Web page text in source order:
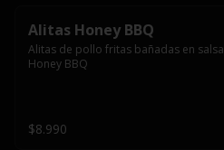
Alitas Honey BBQ
Alitas de pollo fritas bañadas en salsa
Honey BBQ
$8.990